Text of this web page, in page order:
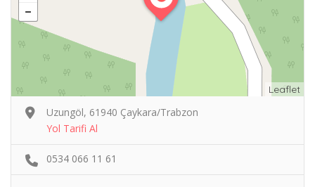
Leaflet
Uzungöl, 61940 Çaykara/Trabzon
Yol Tarifi Al
0534 066 11 61